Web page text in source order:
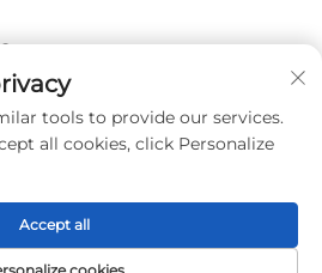
Tianli Packaging Co.,Ltd.
tools to provide our services.
all cookies, click Personalize
Accept all